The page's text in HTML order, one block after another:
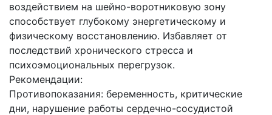
воздействием на шейно-воротниковую зону
способствует глубокому энергетическому и
физическому восстановлению. Избавляет от
последствий хронического стресса и
психоэмоциональных перегрузок.
Рекомендации:
Противопоказания: беременность, критические
дни, нарушение работы сердечно-сосудистой